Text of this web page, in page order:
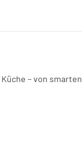
– von smarten